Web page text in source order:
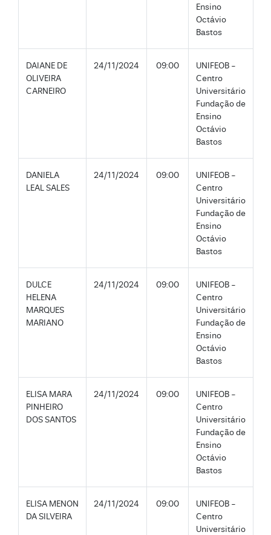
Ensino
Octávio
Bastos
DAIANE DE
OLIVEIRA
CARNEIRO
24/11/2024 09:00
UNIFEOB -
Centro
Universitário
Fundação de
Ensino
Octávio
Bastos
DANIELA
LEAL SALES
24/11/2024 09:00
UNIFEOB -
Centro
Universitário
Fundação de
Ensino
Octávio
Bastos
DULCE
HELENA
MARQUES
MARIANO
24/11/2024 09:00
UNIFEOB -
Centro
Universitário
Fundação de
Ensino
Octávio
Bastos
ELISA MARA
PINHEIRO
DOS SANTOS
24/11/2024 09:00
UNIFEOB -
Centro
Universitário
Fundação de
Ensino
Octávio
Bastos
ELISA MENON
DA SILVEIRA
24/11/2024 09:00
UNIFEOB -
Centro
Universitário